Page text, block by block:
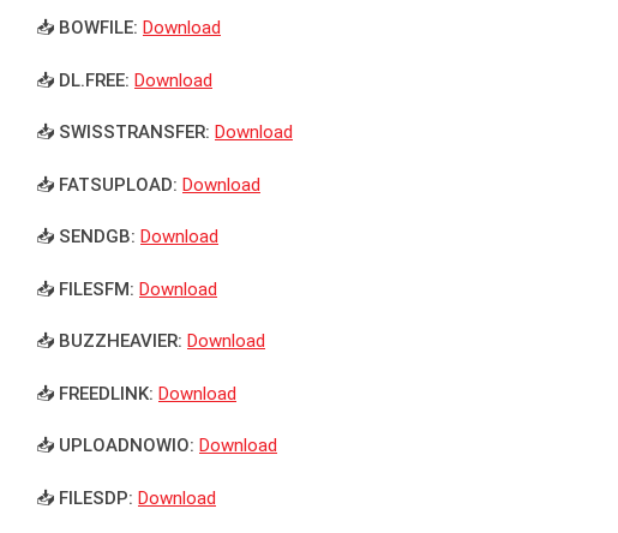
📥 BOWFILE: Download
📥 DL.FREE: Download
📥 SWISSTRANSFER: Download
📥 FATSUPLOAD: Download
📥 SENDGB: Download
📥 FILESFM: Download
📥 BUZZHEAVIER: Download
📥 FREEDLINK: Download
📥 UPLOADNOWIO: Download
📥 FILESDP: Download